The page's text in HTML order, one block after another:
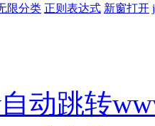
限分类 正则表达式 新窗打开
动跳转